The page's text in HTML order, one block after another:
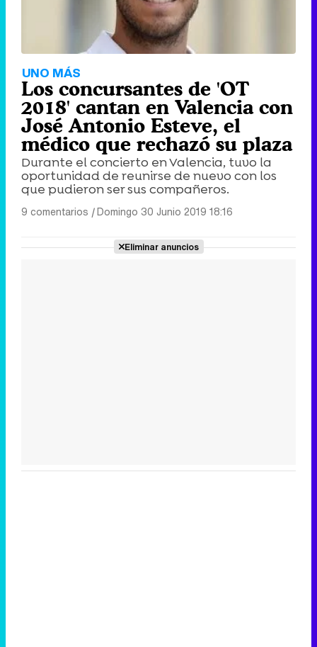
UNO MÁS
Los concursantes de 'OT
2018' cantan en Valencia con
José Antonio Esteve, el
médico que rechazó su plaza
Durante el concierto en Valencia, tuvo la
oportunidad de reunirse de nuevo con los
que pudieron ser sus compañeros.
9 comentarios |Domingo 30 Junio 2019 18:16
Eliminar anuncios